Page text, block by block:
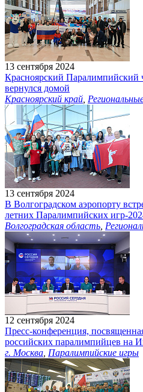
13 сентября 2024
Красноярский
вернулся домой
Красноярский край
13 сентября 2024
В Волгоградском аэропорту
летних Паралимпийских игр-
Волгоградская область
12 сентября 2024
Пресс-конференция,
российских паралимпийцев на
г. Москва Паралимпийские игры